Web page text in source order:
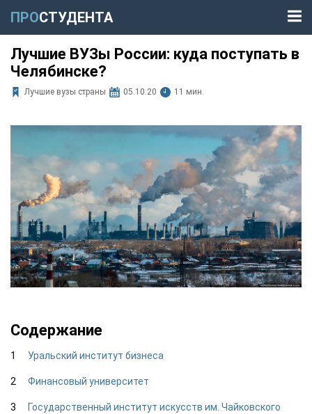
ПРОСТУДЕНТА
Лучшие ВУЗы России: куда поступать в
Челябинске?
Лучшие вузы страны 05.10.20 11 мин.
Содержание
Уральский институт бизнеса
Финансовый университет
Государственный институт искусств им. Чайковского